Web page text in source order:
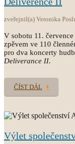
zveřejnil(a) Veronika
V sobotu 11.
zpěvem ve 110
pro dva koncerty
Deliverance II.
ČÍST DÁL
Výlet